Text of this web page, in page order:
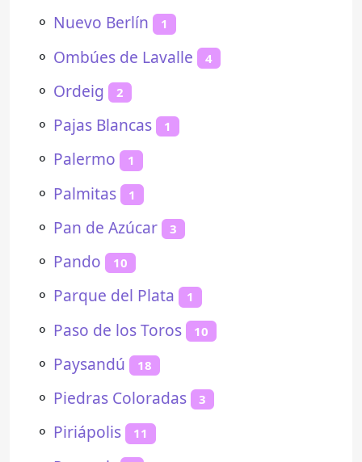
⚬ Nuevo Berlín 1
⚬ Ombúes de Lavalle 4
⚬ Ordeig 2
⚬ Pajas Blancas 1
⚬ Palermo 1
⚬ Palmitas 1
⚬ Pan de Azúcar 3
⚬ Pando 10
⚬ Parque del Plata 1
⚬ Paso de los Toros 10
⚬ Paysandú 18
⚬ Piedras Coloradas 3
⚬ Piriápolis 11